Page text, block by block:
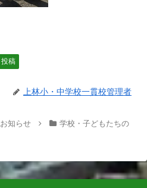
投稿
上林小・中学校一貫校管理者
お知らせ
学校・子どもたちの